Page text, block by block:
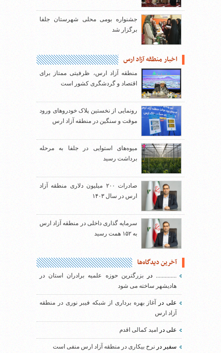
جشنواره بومی محلی شهرستان جلفا
برگزار شد
اخبار منطقه آزاد ارس
منطقه آزاد ارس، ظرفیتی ممتاز برای
اقتصاد و گردشگری کشور است
رونمایی از نخستین پلاک خودروهای ورود
موقت و سنگین در منطقه آزاد ارس
میوه‌های استوایی در جلفا به مرحله
برداشت رسید
صادرات ۲۰۰ میلیون دلاری منطقه آزاد
ارس در سال ۱۴۰۳
سرمایه گذاری داخلی در منطقه آزاد ارس
به ۱۵۲ همت رسید
آخرین دیدگاه‌ها
..............دربزرگترین حوزه علمیه برادران استان در
هادیشهر ساخته می شود
علیدر
آغاز بهره برداری از شبکه فیبر نوری در منطقه
آزاد ارس
علی در امید کمالی اقدم
سفیر در نرخ بیکاری در منطقه آزاد ارس منفی است